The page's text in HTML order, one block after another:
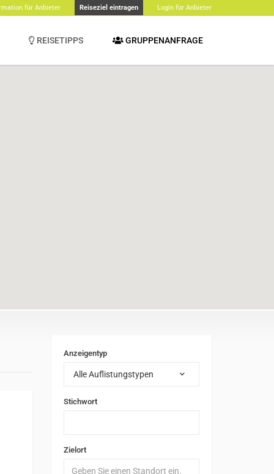
für Anbieter Reiseziel eintragen Login für Anbieter
REISETIPPS GRUPPENANFRAGE
Anzeigentyp
Alle Auflistungstypen
Stichwort
Zielort